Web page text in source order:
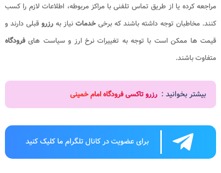
مراجعه کرده یا از طریق تماس تلفنی با مراکز مربوطه، اطلاعات لازم را کسب
کنند. مخاطبان توجه داشته باشند که برخیخدمات نیاز به رزرو قبلی دارند و
قیمت ها ممکن است با توجه به تغییرات نرخ ارز و سیاست هایفرودگاه
متفاوت باشند.
بیشتر بخوانید : رزرو تاکسی فرودگاه امام خمینی
برای عضویت در کانال تلگرام ما کلیک کنید